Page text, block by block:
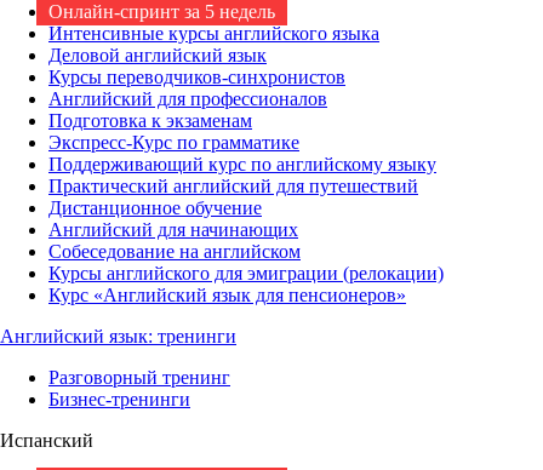
Онлайн-спринт за 5 недель
Интенсивные курсы английского языка
Деловой английский язык
Курсы переводчиков-синхронистов
Английский для профессионалов
Подготовка к экзаменам
Экспресс-Курс по грамматике
Поддерживающий курс по английскому языку
Практический английский для путешествий
Дистанционное обучение
Английский для начинающих
Собеседование на английском
Курсы английского для эмиграции (релокации)
Курс «Английский язык для пенсионеров»
Английский язык: тренинги
Разговорный тренинг
Бизнес-тренинги
Испанский